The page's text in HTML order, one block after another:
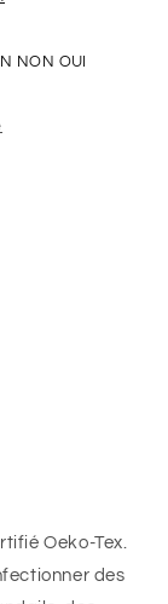
NON OUI
Oeko-Tex.
des